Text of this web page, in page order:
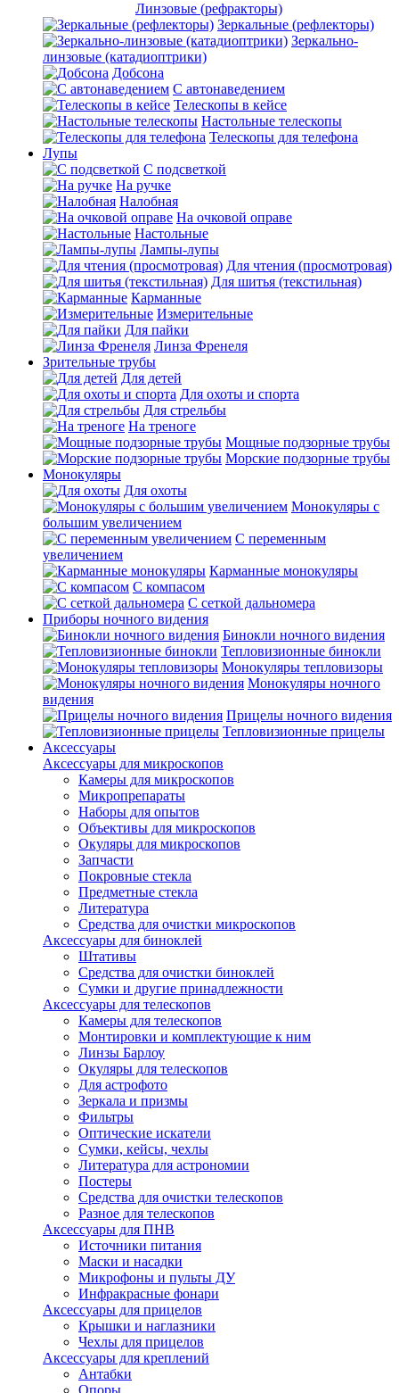
Линзовые (рефракторы)
Зеркальные (рефлекторы)
Зеркально-
линзовые (катадиоптрики)
Добсона
С автонаведением
Телескопы в кейсе
Настольные телескопы
Телескопы для телефона
Лупы
С подсветкой
На ручке
Налобная
На очковой оправе
Настольные
Лампы-лупы
Для чтения (просмотровая)
Для шитья (текстильная)
Карманные
Измерительные
Для пайки
Линза Френеля
Зрительные трубы
Для детей
Для охоты и спорта
Для стрельбы
На треноге
Мощные подзорные трубы
Морские подзорные трубы
Монокуляры
Для охоты
Монокуляры с
большим увеличением
С переменным
увеличением
Карманные монокуляры
С компасом
С сеткой дальномера
Приборы ночного видения
Бинокли ночного видения
Тепловизионные бинокли
Монокуляры тепловизоры
Монокуляры ночного
видения
Прицелы ночного видения
Тепловизионные прицелы
Аксессуары
Аксессуары для микроскопов
Камеры для микроскопов
Микропрепараты
Наборы для опытов
Объективы для микроскопов
Окуляры для микроскопов
Запчасти
Покровные стекла
Предметные стекла
Литература
Средства для очистки микроскопов
Аксессуары для биноклей
Штативы
Средства для очистки биноклей
Сумки и другие принадлежности
Аксессуары для телескопов
Камеры для телескопов
Монтировки и комплектующие к ним
Линзы Барлоу
Окуляры для телескопов
Для астрофото
Зеркала и призмы
Фильтры
Оптические искатели
Сумки, кейсы, чехлы
Литература для астрономии
Постеры
Средства для очистки телескопов
Разное для телескопов
Аксессуары для ПНВ
Источники питания
Маски и насадки
Микрофоны и пульты ДУ
Инфракрасные фонари
Аксессуары для прицелов
Крышки и наглазники
Чехлы для прицелов
Аксессуары для креплений
Антабки
Опоры